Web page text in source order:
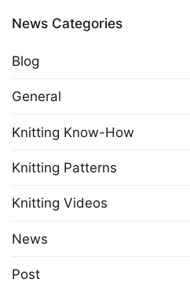
News Categories
Blog
General
Knitting Know-How
Knitting Patterns
Knitting Videos
News
Post